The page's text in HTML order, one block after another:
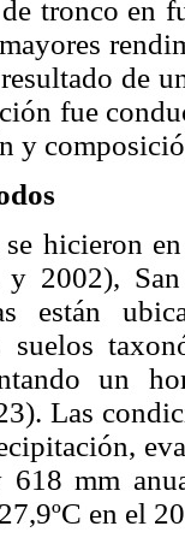
tronco en
de
fue
y
hicieron
2002),
están
suelos
un
Las
mm
en el